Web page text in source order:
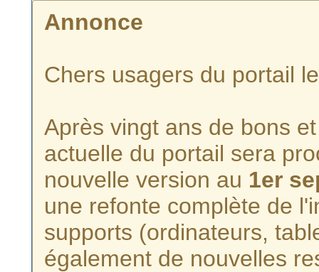
Annonce
Chers usagers du portail
Après vingt ans de bons
actuelle du portail sera
nouvelle version au 1er
une refonte complète de
supports (ordinateurs,
également de nouvelles